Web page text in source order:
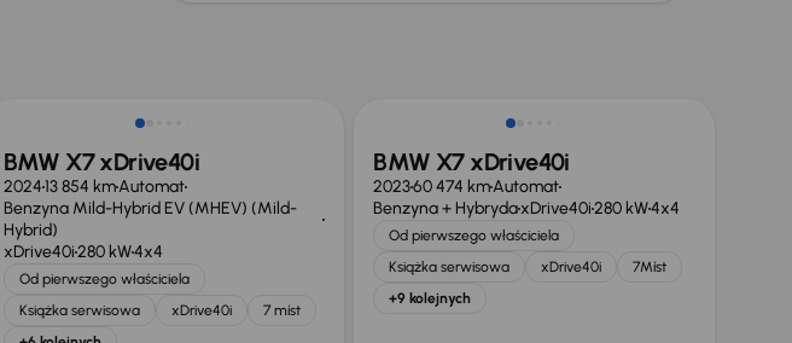
BMW X7 xDrive40i
202413 854 kmAutomat
Benzyna Mild-Hybrid EV (MHEV) (Mild-
Hybrid)
xDrive40i280 kW4x4
Od pierwszego właściciela
Książka serwisowa
xDrive40i
7 míst
BMW X7 xDrive40i
202360 474 kmAutomat
Benzyna + HybrydaxDrive40i280 kW4x4
Od pierwszego właściciela
Książka serwisowa
xDrive40i
7Míst
+9 kolejnych